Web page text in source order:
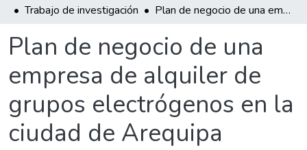
Trabajo de investigación
Plan de negocio de una empresa de alquiler de grupos electrógenos en la ciudad de Arequipa
Plan de negocio de una
empresa de alquiler de
grupos electrógenos en la
ciudad de Arequipa